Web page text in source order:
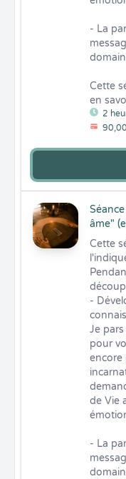
2
- La
Cette
en
âme"
Cette
-
Je
pour
encore
de Vie
- La